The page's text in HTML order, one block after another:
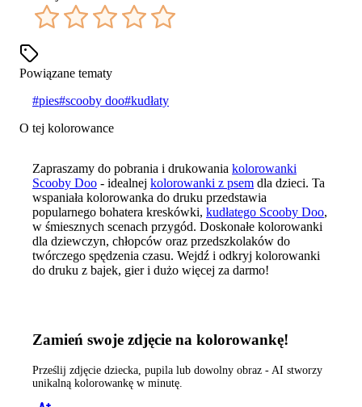
Powiązane tematy
#pies#scooby doo#kudłaty
O tej kolorowance
Zapraszamy do pobrania i drukowania kolorowanki
Scooby Doo - idealnej kolorowanki z psem dla dzieci. Ta
wspaniała kolorowanka do druku przedstawia
popularnego bohatera kreskówki, kudłatego Scooby Doo,
w śmiesznych scenach przygód. Doskonałe kolorowanki
dla dziewczyn, chłopców oraz przedszkolaków do
twórczego spędzenia czasu. Wejdź i odkryj kolorowanki
do druku z bajek, gier i dużo więcej za darmo!
Zamień swoje zdjęcie na kolorowankę!
Prześlij zdjęcie dziecka, pupila lub dowolny obraz - AI stworzy
unikalną kolorowankę w minutę.